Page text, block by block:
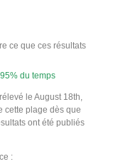
ce que ces résultats
du temps
le August 18th,
cette plage dès que
ont été publiés
: